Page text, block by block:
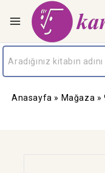
Anasayfa » Mağaza »